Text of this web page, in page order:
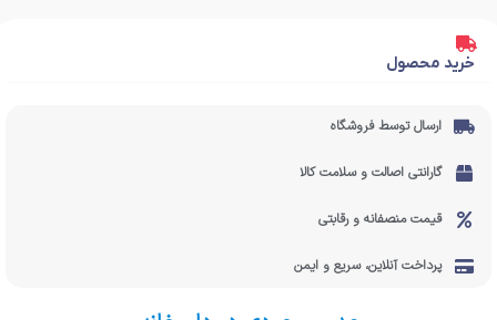
خرید محصول
ارسال توسط فروشگاه
گارانتی اصالت و سلامت کالا
قیمت منصفانه و رقابتی
پرداخت آنلاین، سریع و ایمن